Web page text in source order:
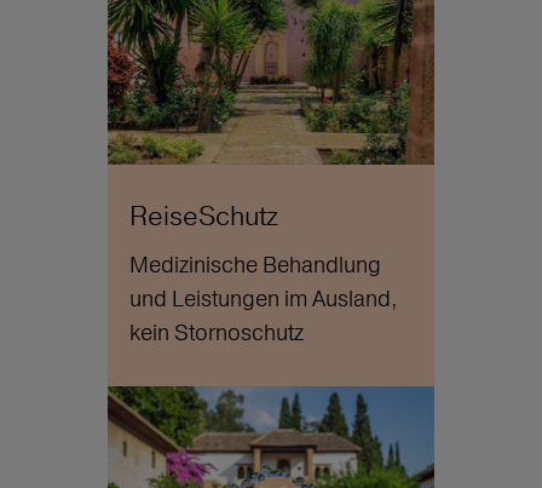
ReiseSchutz
Medizinische Behandlung
und Leistungen im Ausland,
kein Stornoschutz